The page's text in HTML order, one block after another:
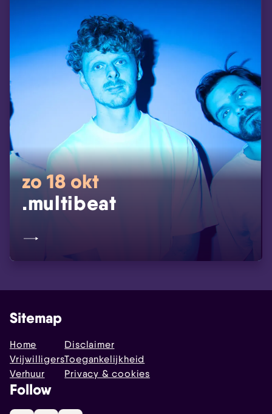
zo 18 okt
.multibeat
Sitemap
Home
Vrijwilligers
Verhuur
Disclaimer
Toegankelijkheid
Privacy & cookies
Follow